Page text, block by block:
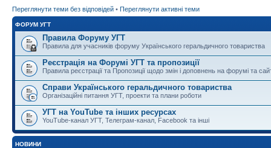
Переглянути теми без відповідей • Переглянути активні теми
ФОРУМ УГТ
Правила Форуму УГТ
Правила для учасників форуму Українського геральдичного товариства
Реєстрація на Форумі УГТ та пропозиції
Правила реєстрації та Пропозиції щодо змін і доповнень на форумі та
Справи Українського геральдичного товариства
Організаційні питання УГТ, проекти та плани роботи
УГТ на YouTube та інших ресурсах
YouTube-канал УГТ, Телеграм-канал, Facebook та інші
НОВИНИ